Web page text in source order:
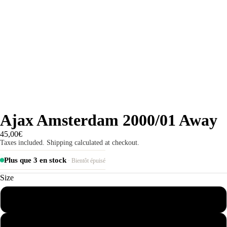
Ajax Amsterdam 2000/01 Away
45,00€
Taxes included. Shipping calculated at checkout.
Plus que 3 en stock· Bientôt épuisé
Size